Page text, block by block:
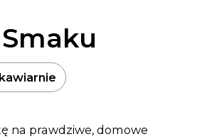
na prawdziwe, domowe